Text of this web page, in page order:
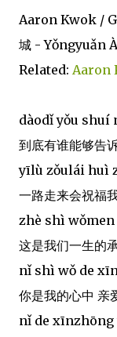
Aaron Kwok /
城 - Yǒngyuǎn
Related: Aaron
dàodǐ yǒu shuí
到底有谁能够告
yīlù zǒulái huì
一路走来会祝福
zhè shì
这是我们一生的
nǐ shì wǒ de
你是我的心中 亲
nǐ de